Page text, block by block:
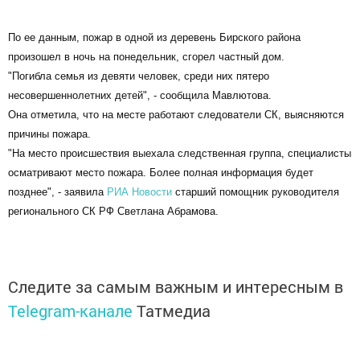
По ее данным, пожар в одной из деревень Бирского района
произошел в ночь на понедельник, сгорел частный дом.
"Погибла семья из девяти человек, среди них пятеро
несовершеннолетних детей", - сообщила Мавлютова.
Она отметила, что на месте работают следователи СК, выясняются
причины пожара.
"На место происшествия выехала следственная группа, специалисты
осматривают место пожара. Более полная информация будет
позднее", - заявила РИА Новости старший помощник руководителя
регионального СК РФ Светлана Абрамова.
Следите за самым важным и интересным в
Telegram-канале Татмедиа